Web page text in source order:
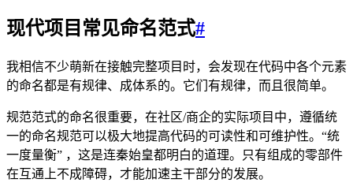
现代项目常见命名范式#
我相信不少萌新在接触完整项目时，会发现在代码中各个元素
的命名都是有规律、成体系的。它们有规律，而且很简单。
规范范式的命名很重要，在社区/商企的实际项目中，遵循统
一的命名规范可以极大地提高代码的可读性和可维护性。“统
一度量衡” ，这是连秦始皇都明白的道理。只有组成的零部件
在互通上不成障碍，才能加速主干部分的发展。